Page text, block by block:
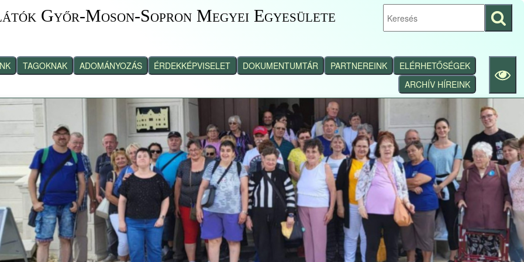
Győr-Moson-Sopron Megyei Egyesülete
Keresés
indítása
TAGOKNAK ADOMÁNYOZÁS ÉRDEKKÉPVISELET DOKUMENTUMTÁR PARTNEREINK
ELÉRHETŐSÉGEK
ARCHÍV HÍREINK